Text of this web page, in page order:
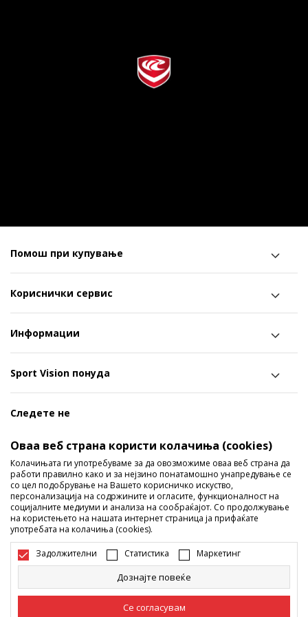
Помош при купување
Кориснички сервис
Информации
Sport Vision понуда
Следете не
Ги споделуваме нашите тајни со вас! Следете не на
социјалните мрежи и дознајте за попусти, промоции и
нови производи!
Промена
Оваа веб страна користи колачиња (cookies)
Колачињата ги употребуваме за да овозможиме оваа веб страна да
работи правилно како и за нејзино понатамошно унапредување се
со цел подобрување на Вашето корисничко искуство,
персонализација на содржините и огласите, функционалност на
социјалните медиуми и анализа на сообраќајот. Со продолжување
на користењето на нашата интернет страница ја прифаќате
употребата на колачиња (cookies).
Задолжителни Статистика Маркетинг
Дознајте повеќе
Се согласувам